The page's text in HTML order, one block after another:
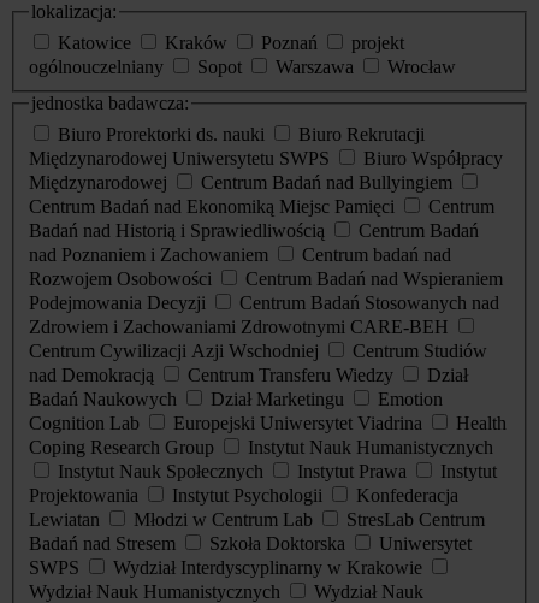
lokalizacja:
Katowice
Kraków Poznań
projekt
ogólnouczelniany
Sopot Warszawa
Wrocław
jednostka badawcza:
Biuro Prorektorki ds. nauki
Biuro Rekrutacji
Międzynarodowej Uniwersytetu SWPS
Biuro Współpracy
Międzynarodowej
Centrum Badań nad Bullyingiem
Centrum Badań nad Ekonomiką Miejsc Pamięci
Centrum
Badań nad Historią i Sprawiedliwością
Centrum Badań
nad Poznaniem i Zachowaniem
Centrum badań nad
Rozwojem Osobowości
Centrum Badań nad Wspieraniem
Podejmowania Decyzji
Centrum Badań Stosowanych nad
Zdrowiem i Zachowaniami Zdrowotnymi CARE-BEH
Centrum Cywilizacji Azji Wschodniej
Centrum Studiów
nad Demokracją
Centrum Transferu Wiedzy
Dział
Badań Naukowych
Dział Marketingu
Emotion
Cognition Lab
Europejski Uniwersytet Viadrina
Health
Coping Research Group
Instytut Nauk Humanistycznych
Instytut Nauk Społecznych
Instytut Prawa
Instytut
Projektowania
Instytut Psychologii
Konfederacja
Lewiatan
Młodzi w Centrum Lab
StresLab Centrum
Badań nad Stresem
Szkoła Doktorska
Uniwersytet
SWPS
Wydział Interdyscyplinarny w Krakowie
Wydział Nauk Humanistycznych
Wydział Nauk